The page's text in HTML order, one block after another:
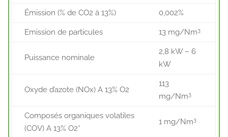
Émission (% de CO2 à 13%) 0,002%
Emission de particules 13 mg/Nm3
Puissance nominale
2,8 kW – 6
kW
Oxyde d’azote (NOx) A 13% O2
113
mg/Nm3
Composés organiques volatiles
(COV) A 13% O2*
1 mg/Nm3